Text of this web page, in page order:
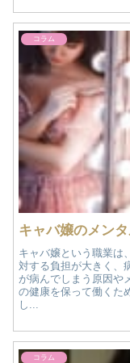
コラム
キャバ嬢という職業は
対する負担が大きく、
が病んでしまう原因や
の健康を保って働くた
し...
コラム